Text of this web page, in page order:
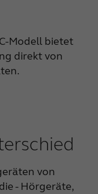
Modell bietet
direkt von
von
- Hörgeräte,